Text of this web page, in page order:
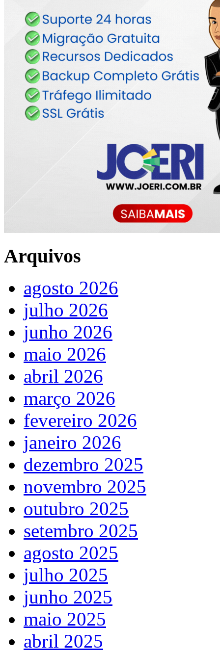
Arquivos
agosto 2026
julho 2026
junho 2026
maio 2026
abril 2026
março 2026
fevereiro 2026
janeiro 2026
dezembro 2025
novembro 2025
outubro 2025
setembro 2025
agosto 2025
julho 2025
junho 2025
maio 2025
abril 2025